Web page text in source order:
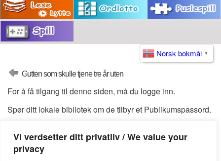
Vi verdsetter ditt privatliv / We value your
privacy
Norsk bokmål ▼
Gutten som skulle tjene tre år uten
For å få tilgang til denne siden, må du logge inn.
Spør ditt lokale bibliotek om de tilbyr et Publikumspassord.
Publikumspassord: